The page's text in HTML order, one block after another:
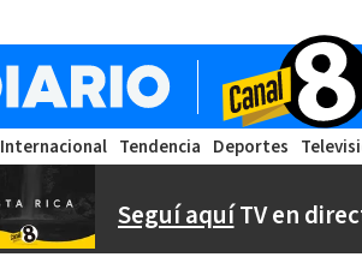
Internacional Tendencia Deportes
Seguí aquíTV en